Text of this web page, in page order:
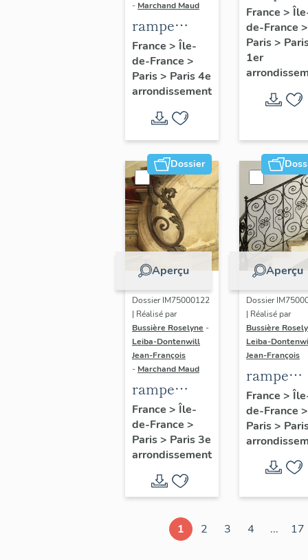
- Marchand Maud
rampe
d'appui,
escalier de
la maison à
cochère
dite hôtel
Charpentier
(non étudié)
France > Île-
de-France >
Paris> Paris 4e
arrondissement
d'appui,
escalier
la
porte
cochère
(non
France >
de-France >
Paris>
1er
Dossier
Aperçu
Dossier IM75000122
| Réalisé par
Bussière Roselyne -
Leiba-Dontenwill
Jean-François
- Marchand Maud
rampe
d'appui,
escalier de
la maison à
cochère
(non étudié)
France > Île-
de-France >
Paris> Paris 3e
arrondissement
Aperçu
Dossier
| Réalisé par
Bussière
Leiba-
Jean-François
rampe
d'appui,
escalier
la
cochère
(non
France >
de-France >
Paris>
1 2 3 4 ... 17